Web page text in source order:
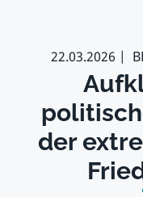
22.03.2026
der